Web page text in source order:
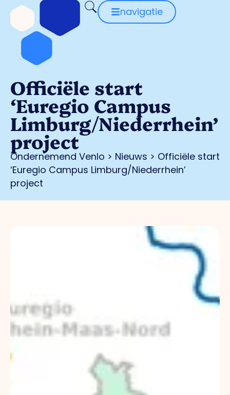
navigatie
Officiële start
‘Euregio Campus
Limburg/Niederrhein’
project
Ondernemend Venlo > Nieuws > Officiële start
‘Euregio Campus Limburg/Niederrhein’
project